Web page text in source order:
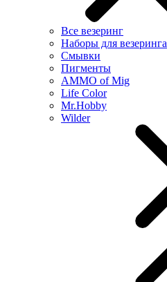
Все везеринг
Наборы для везеринга
Смывки
Пигменты
AMMO of Mig
Life Color
Mr.Hobby
Wilder